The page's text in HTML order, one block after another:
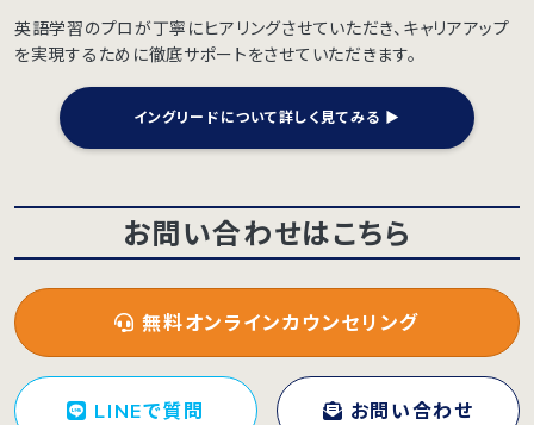
英語学習のプロが丁寧にヒアリングさせていただき、キャリアアップ
を実現するために徹底サポートをさせていただきます。
イングリードについて詳しく見てみる ▶︎
お問い合わせはこちら
無料オンラインカウンセリング
LINEで質問 お問い合わせ